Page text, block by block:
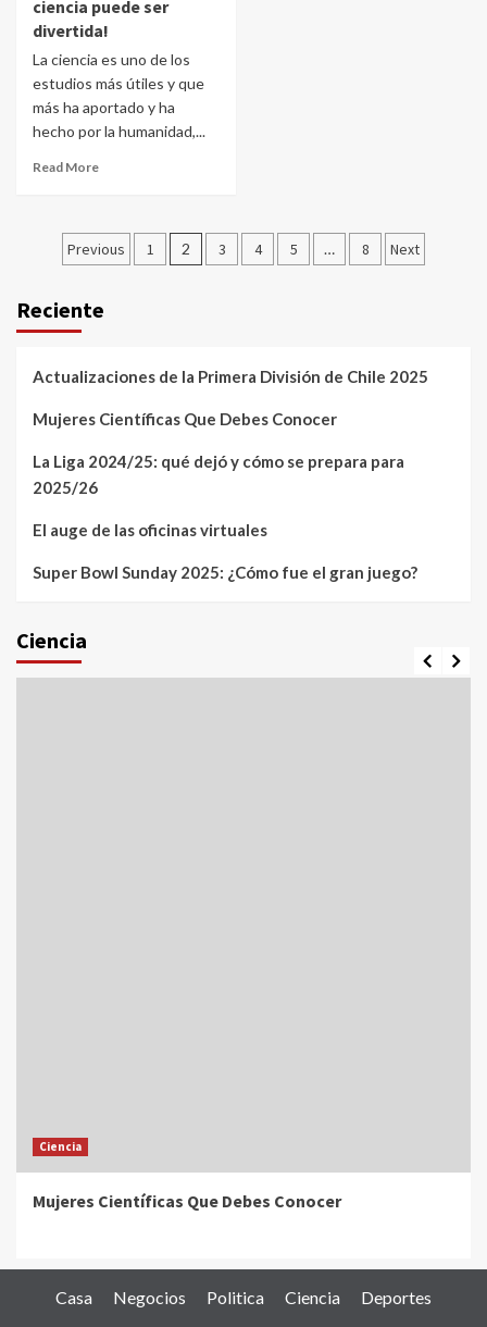
ciencia puede ser
divertida!
La ciencia es uno de los
estudios más útiles y que
más ha aportado y ha
hecho por la humanidad,...
Read More
Posts
Previous 1 2 3 4 5 … 8 Next
Reciente
Actualizaciones de la Primera División de Chile 2025
Mujeres Científicas Que Debes Conocer
La Liga 2024/25: qué dejó y cómo se prepara para
2025/26
El auge de las oficinas virtuales
Super Bowl Sunday 2025: ¿Cómo fue el gran juego?
Ciencia
Ciencia
Mujeres Científicas Que Debes Conocer
Casa Negocios Politica Ciencia Deportes